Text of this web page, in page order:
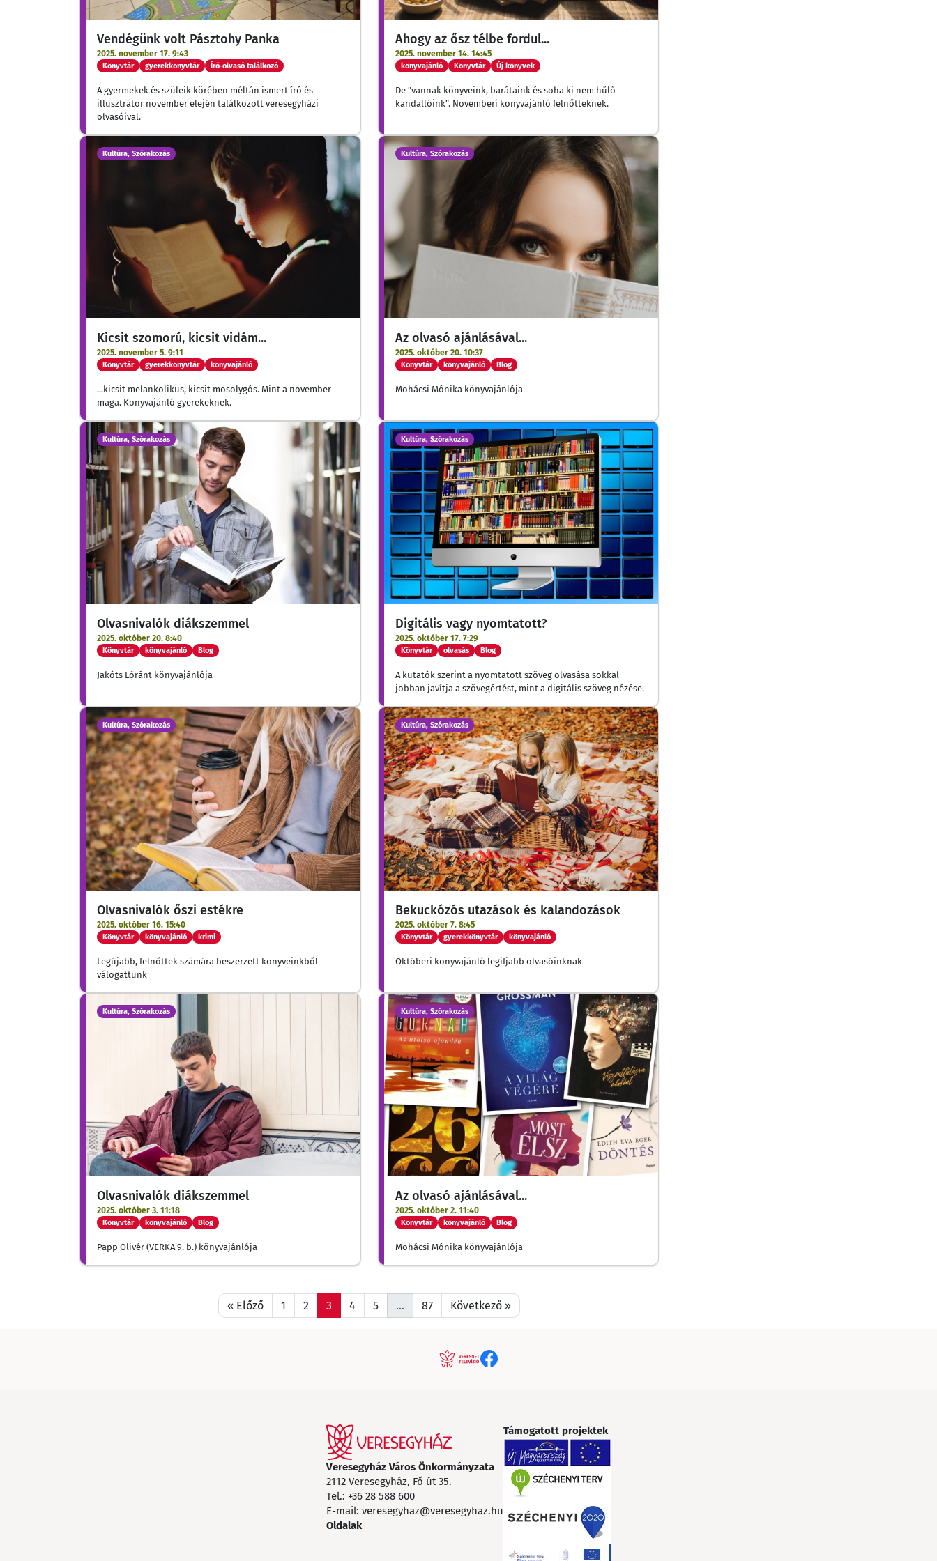
Vendégünk volt Pásztohy Panka
2025. november 17. 9:43
Könyvtár gyerekkönyvtár Író-olvasó találkozó
A gyermekek és szüleik körében méltán ismert író és
illusztrátor november elején találkozott veresegyházi
olvasóival.
Ahogy az ősz télbe fordul...
2025. november 14. 14:45
könyvajánló Könyvtár Új könyvek
De "vannak könyveink, barátaink és soha ki nem hűlő
kandallóink". Novemberi könyvajánló felnőtteknek.
Kultúra, Szórakozás
Kicsit szomorú, kicsit vidám...
2025. november 5. 9:11
Könyvtár gyerekkönyvtár könyvajánló
...kicsit melankolikus, kicsit mosolygós. Mint a november
maga. Könyvajánló gyerekeknek.
Kultúra, Szórakozás
Az olvasó ajánlásával...
2025. október 20. 10:37
Könyvtár könyvajánló Blog
Mohácsi Mónika könyvajánlója
Kultúra, Szórakozás
Olvasnivalók diákszemmel
2025. október 20. 8:40
Könyvtár könyvajánló Blog
Jakóts Lóránt könyvajánlója
Kultúra, Szórakozás
Digitális vagy nyomtatott?
2025. október 17. 7:29
Könyvtár olvasás Blog
A kutatók szerint a nyomtatott szöveg olvasása sokkal
jobban javítja a szövegértést, mint a digitális szöveg nézése.
Kultúra, Szórakozás
Olvasnivalók őszi estékre
2025. október 16. 15:40
Könyvtár könyvajánló krimi
Legújabb, felnőttek számára beszerzett könyveinkből
válogattunk
Kultúra, Szórakozás
Bekuckózós utazások és kalandozások
2025. október 7. 8:45
Könyvtár gyerekkönyvtár könyvajánló
Októberi könyvajánló legifjabb olvasóinknak
Kultúra, Szórakozás
Olvasnivalók diákszemmel
2025. október 3. 11:18
Könyvtár könyvajánló Blog
Papp Olivér (VERKA 9. b.) könyvajánlója
Kultúra, Szórakozás
Az olvasó ajánlásával...
2025. október 2. 11:40
Könyvtár könyvajánló Blog
Mohácsi Mónika könyvajánlója
« Előző 1 2 3 4 5 … 87 Következő »
Veresegyház Város Önkormányzata
2112 Veresegyház, Fő út 35.
Tel.: +36 28 588 600
E-mail: veresegyhaz@veresegyhaz.hu
Oldalak
Támogatott projektek